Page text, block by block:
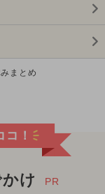
まとめ
！
け PR